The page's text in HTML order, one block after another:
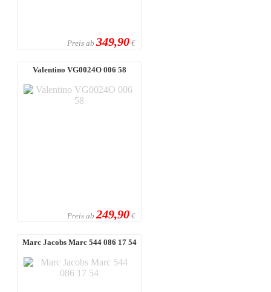
Preis ab 349,90 €
Valentino VG0024O 006 58
Preis ab 249,90 €
Marc Jacobs Marc 544 086 17 54